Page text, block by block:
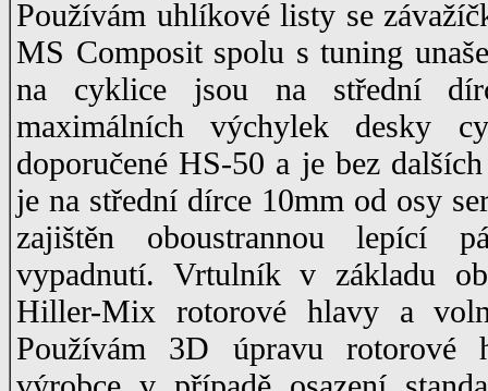
Používám uhlíkové listy se
MS Composit spolu s tuning
na cyklice jsou na střední
maximálních výchylek desky
doporučené HS-50 a je bez
je na střední dírce 10mm od osy
zajištěn oboustrannou lepící
vypadnutí. Vrtulník v základu
Hiller-Mix rotorové hlavy a
Používám 3D úpravu rotorové